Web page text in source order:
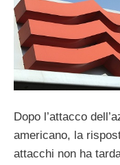
Dopo l’attacco
americano, la
attacchi non ha